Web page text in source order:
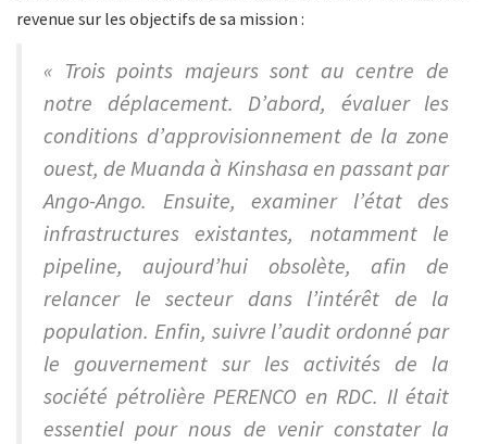
revenue sur les objectifs de sa mission :
« Trois points majeurs sont au centre de
notre déplacement. D’abord, évaluer les
conditions d’approvisionnement de la zone
ouest, de Muanda à Kinshasa en passant par
Ango-Ango. Ensuite, examiner l’état des
infrastructures existantes, notamment le
pipeline, aujourd’hui obsolète, afin de
relancer le secteur dans l’intérêt de la
population. Enfin, suivre l’audit ordonné par
le gouvernement sur les activités de la
société pétrolière PERENCO en RDC. Il était
essentiel pour nous de venir constater la